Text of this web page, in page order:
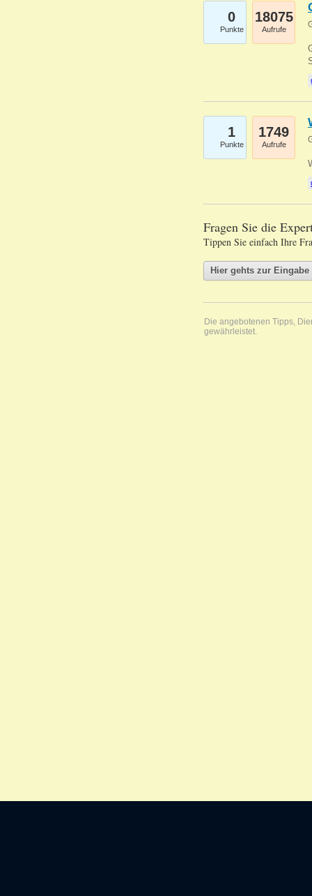
0
Punkte
18075
Aufrufe
1
Punkte
1749
Aufrufe
Fragen Sie die
Tippen Sie einfach Ihre
Die angebotenen Tipps,
gewährleistet.